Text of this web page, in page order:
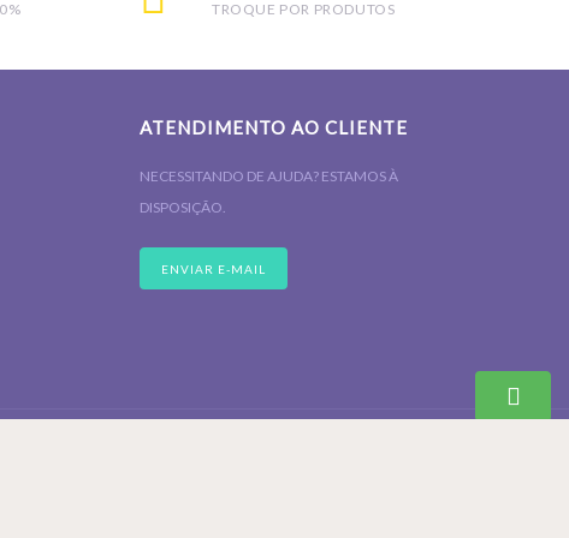
TROQUE POR PRODUTOS
ATENDIMENTO AO CLIENTE
NECESSITANDO DE AJUDA? ESTAMOS À
DISPOSIÇÃO.
ENVIAR E-MAIL